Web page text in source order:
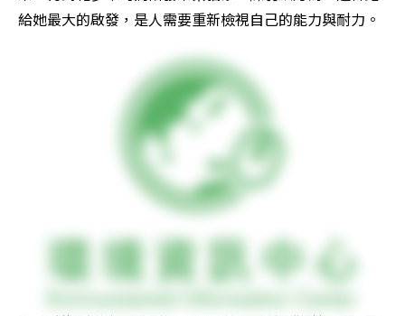
給她最大的啟發，是人需要重新檢視自己的能力與耐力。